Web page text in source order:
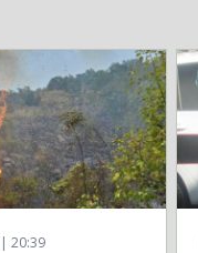
20:39